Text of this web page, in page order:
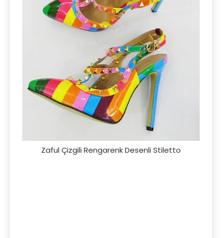
Zaful Çizgili Rengarenk Desenli Stiletto